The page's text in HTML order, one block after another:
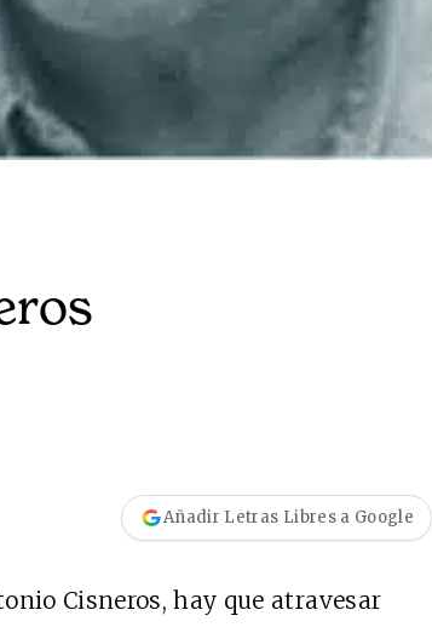
Añadir Letras Libres a Google
Cisneros, hay que atravesar